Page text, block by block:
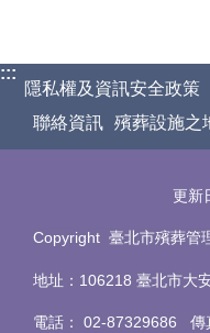
:::
隱私權及資訊安全政策
聯絡資訊 殯葬設施之
更新
Copyright 臺北市殯葬管
地址：106218 臺北市大
電話 ： 02-87329686 傳